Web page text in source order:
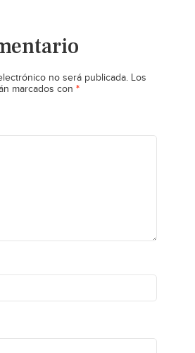
no será publicada. Los
marcados con *